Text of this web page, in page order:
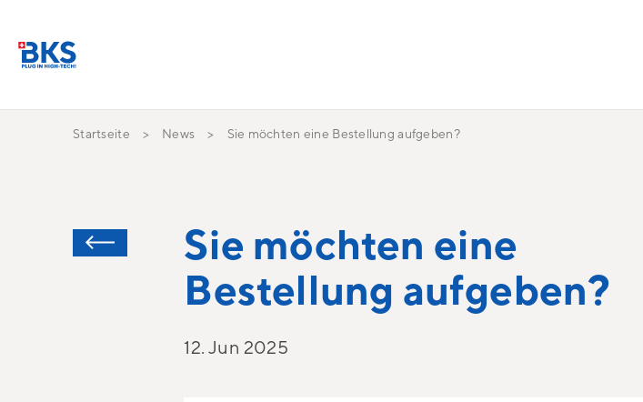
Startseite News Sie möchten eine Bestellung aufgeben?
Sie möchten eine
Bestellung aufgeben?
12. Jun 2025